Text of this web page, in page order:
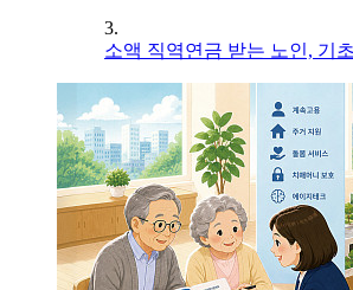
3.
소액 직역연금 받는 노인, 기